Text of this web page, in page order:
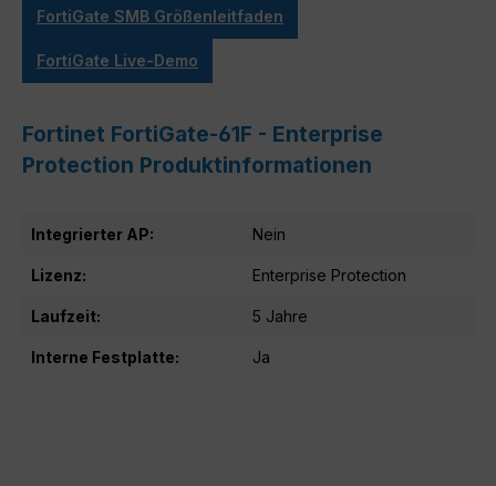
FortiGate SMB Größenleitfaden
FortiGate Live-Demo
Fortinet FortiGate-61F - Enterprise
Protection Produktinformationen
Integrierter AP: Nein
Lizenz: Enterprise Protection
Laufzeit: 5 Jahre
Interne Festplatte: Ja